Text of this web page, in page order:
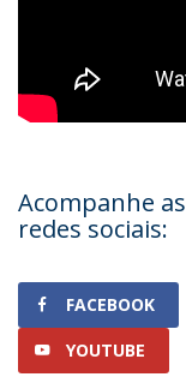
Acompanhe
redes sociais:
FACEBOOK
YOUTUBE